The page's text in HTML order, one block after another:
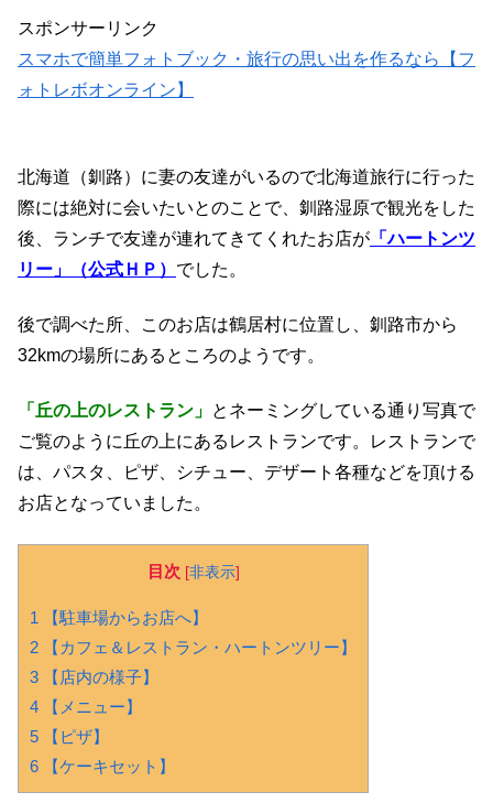
スポンサーリンク
スマホで簡単フォトブック・旅行の思い出を作るなら【フ
ォトレボオンライン】
北海道（釧路）に妻の友達がいるので北海道旅行に行った
際には絶対に会いたいとのことで、釧路湿原で観光をした
後、ランチで友達が連れてきてくれたお店が 「ハートンツ
リー」（公式ＨＰ） でした。
後で調べた所、このお店は鶴居村に位置し、釧路市から
32kmの場所にあるところのようです。
「丘の上のレストラン」 とネーミングしている通り写真で
ご覧のように丘の上にあるレストランです。レストランで
は、パスタ、ピザ、シチュー、デザート各種などを頂ける
お店となっていました。
目次 [非表示]
1 【駐車場からお店へ】
2 【カフェ＆レストラン・ハートンツリー】
3 【店内の様子】
4 【メニュー】
5 【ピザ】
6 【ケーキセット】